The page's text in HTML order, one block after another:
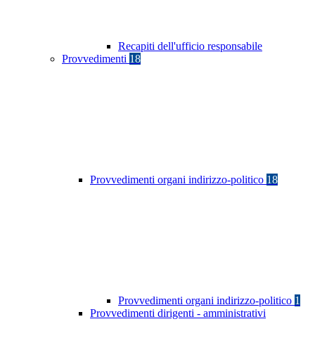
Recapiti dell'ufficio responsabile
Provvedimenti 18
Provvedimenti organi indirizzo-politico 18
Provvedimenti organi indirizzo-politico 1
Provvedimenti dirigenti - amministrativi